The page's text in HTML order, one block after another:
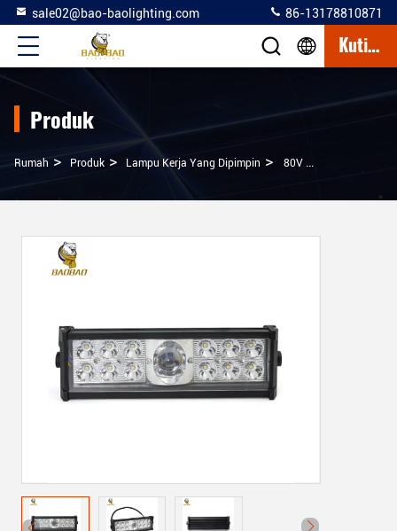
sale02@bao-baolighting.com 86-13178810871
Kutipan
Produk
Rumah > Produk > Lampu Kerja Yang Dipimpin > 80V Offroad Auto Work Light 40W Persegi Panjang Putih Kuning Flash